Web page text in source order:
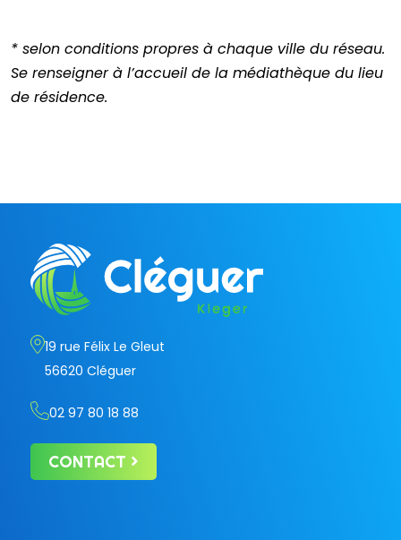
* selon conditions propres à chaque ville du réseau.
Se renseigner à l’accueil de la médiathèque du lieu
de résidence.
19 rue Félix Le Gleut
56620 Cléguer
02 97 80 18 88
CONTACT